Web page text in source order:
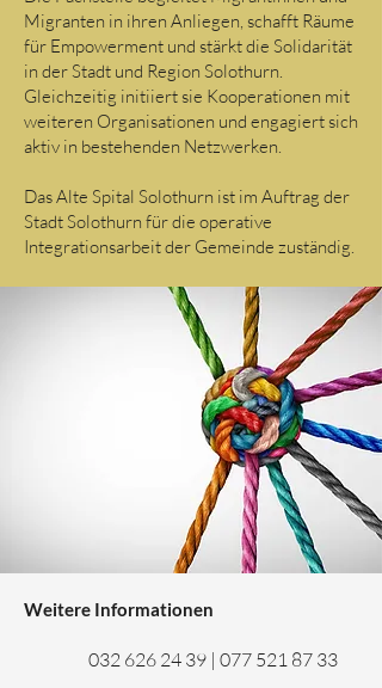
Migranten in ihren Anliegen, schafft Räume
für Empowerment und stärkt die Solidarität
in der Stadt und Region Solothurn.
Gleichzeitig initiiert sie Kooperationen mit
weiteren Organisationen und engagiert sich
aktiv in bestehenden Netzwerken.
Das Alte Spital Solothurn ist im Auftrag der
Stadt Solothurn für die operative
Integrationsarbeit der Gemeinde zuständig.
Weitere Informationen
032 626 24 39 | 077 521 87 33